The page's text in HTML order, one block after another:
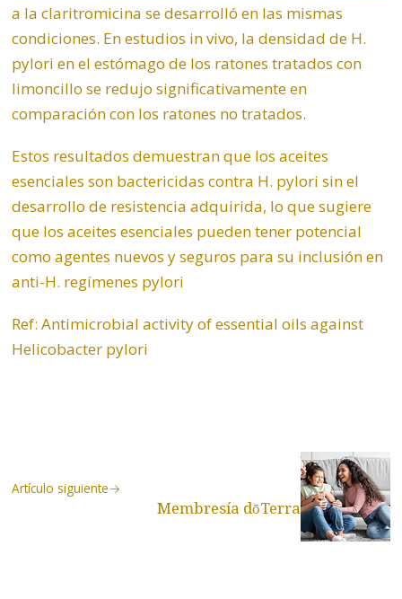
a la claritromicina se desarrolló en las mismas
condiciones. En estudios in vivo, la densidad de H.
pylori en el estómago de los ratones tratados con
limoncillo se redujo significativamente en
comparación con los ratones no tratados.
Estos resultados demuestran que los aceites
esenciales son bactericidas contra H. pylori sin el
desarrollo de resistencia adquirida, lo que sugiere
que los aceites esenciales pueden tener potencial
como agentes nuevos y seguros para su inclusión en
anti-H. regímenes pylori
Ref: Antimicrobial activity of essential oils against
Helicobacter pylori
Artículo siguiente
Membresía dōTerra